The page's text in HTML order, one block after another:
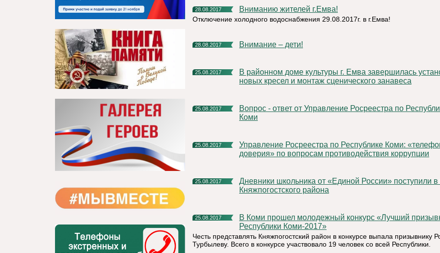
28.08.2017 Вниманию жителей г.Емва!
Отключение холодного водоснабжения 29.08.2017г. в г.Емва!
28.08.2017 Внимание – дети!
25.08.2017
В районном доме культуры г. Емва завершилась установка
новых кресел и монтаж сценического занавеса
25.08.2017
Вопрос - ответ от Управление Росреестра по Республике
Коми
25.08.2017
Управление Росреестра по Республике Коми: «телефоны
доверия» по вопросам противодействия коррупции
25.08.2017
Дневники школьника от «Единой России» поступили в школы
Княжпогостского района
25.08.2017
В Коми прошел молодежный конкурс «Лучший призывник
Республики Коми-2017»
Честь представлять Княжпогостский район в конкурсе выпала призывнику
Турбылеву. Всего в конкурсе участвовало 19 человек со всей Республики.